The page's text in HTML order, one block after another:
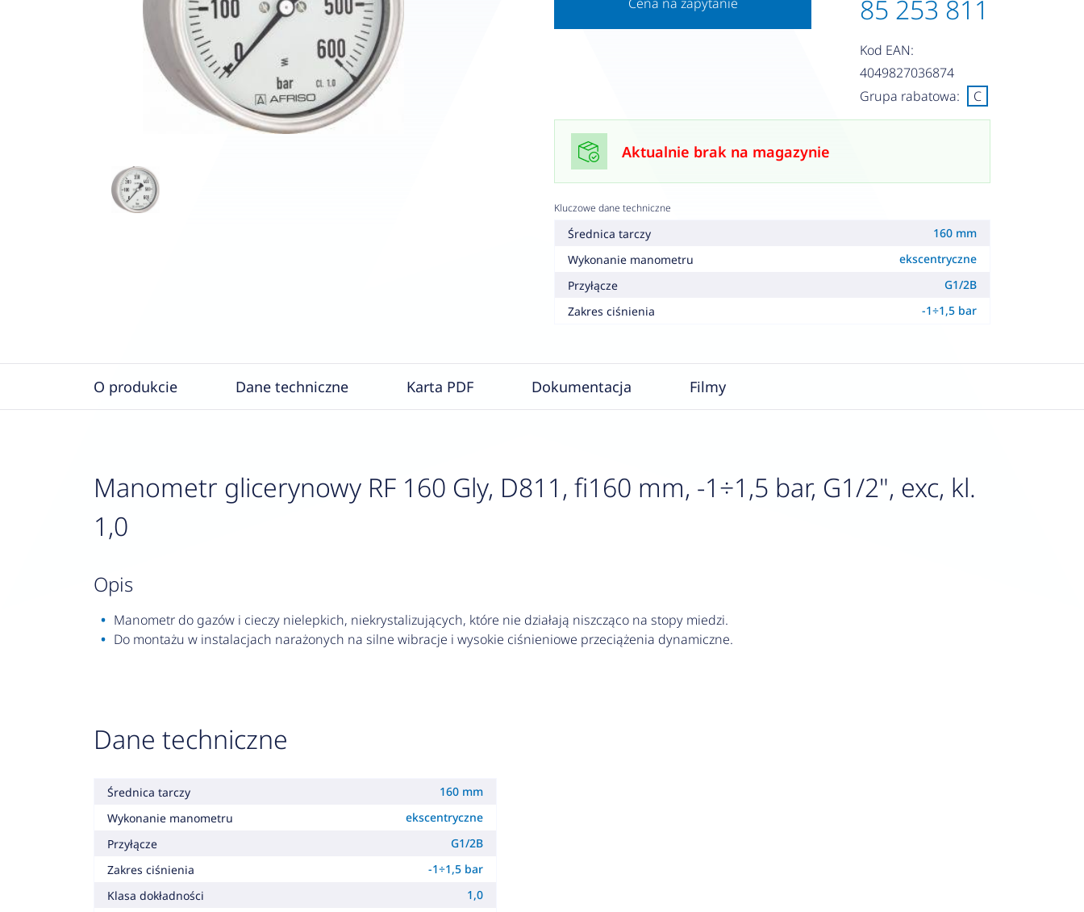
85 253 811
Kod EAN:
4049827036874
Grupa rabatowa:
C
Aktualnie brak na magazynie
Kluczowe dane techniczne
Średnica tarczy
160 mm
Wykonanie manometru
ekscentryczne
Przyłącze
G1/2B
Zakres ciśnienia
-1÷1,5 bar
O produkcie Dane techniczne Karta PDF Dokumentacja Filmy
Manometr glicerynowy RF 160 Gly, D811, fi160 mm, -1÷1,5 bar, G1/2", exc, kl.
1,0
opis
Manometr do gazów i cieczy nielepkich, niekrystalizujących, które nie działają niszcząco na stopy miedzi.
Do montażu w instalacjach narażonych na silne wibracje i wysokie ciśnieniowe przeciążenia dynamiczne.
Dane techniczne
Średnica tarczy
160 mm
Wykonanie manometru
ekscentryczne
Przyłącze
G1/2B
Zakres ciśnienia
-1÷1,5 bar
Klasa dokładności
1,0